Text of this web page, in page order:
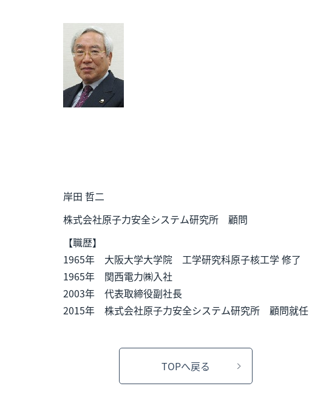
岸田 哲二
株式会社原子力安全システム研究所 顧問
【職歴】
1965年 大阪大学大学院 工学研究科原子核工学 修了
1965年 関西電力㈱入社
2003年 代表取締役副社長
2015年 株式会社原子力安全システム研究所 顧問就任
TOPへ戻る